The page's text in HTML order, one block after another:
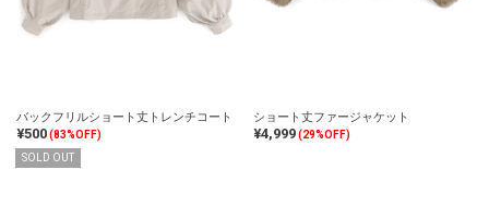
バックフリルショート丈トレンチコート
¥500(83%OFF)
SOLD OUT
ショート丈ファージャケット
¥4,999(29%OFF)